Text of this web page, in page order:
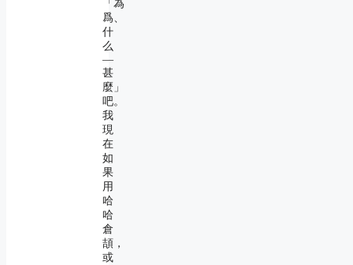
「為
爲、
什
么
―
甚
麼」
吧。
我
現
在
如
果
用
哈
哈
倉
頡，
或